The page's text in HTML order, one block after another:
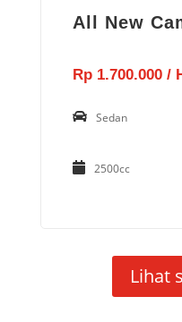
All New
Rp 1.700.000 /
Sedan
2500cc
Lihat